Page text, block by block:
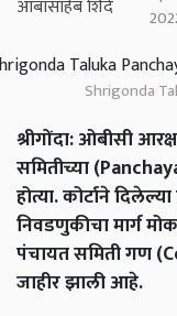
Shrigonda
श्रीगोंदा: ओबीसी
समितीच्या
होत्या. कोर्टाने
निवडणुकीचा मार्ग
पंचायत समिती गण
जाहीर झाली आहे.